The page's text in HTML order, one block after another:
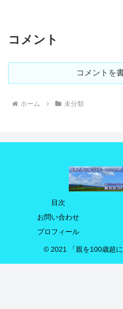
コメント
コメントを
ホーム 未分類
目次
お問い合わせ
プロフィール
© 2021 「親を100歳超